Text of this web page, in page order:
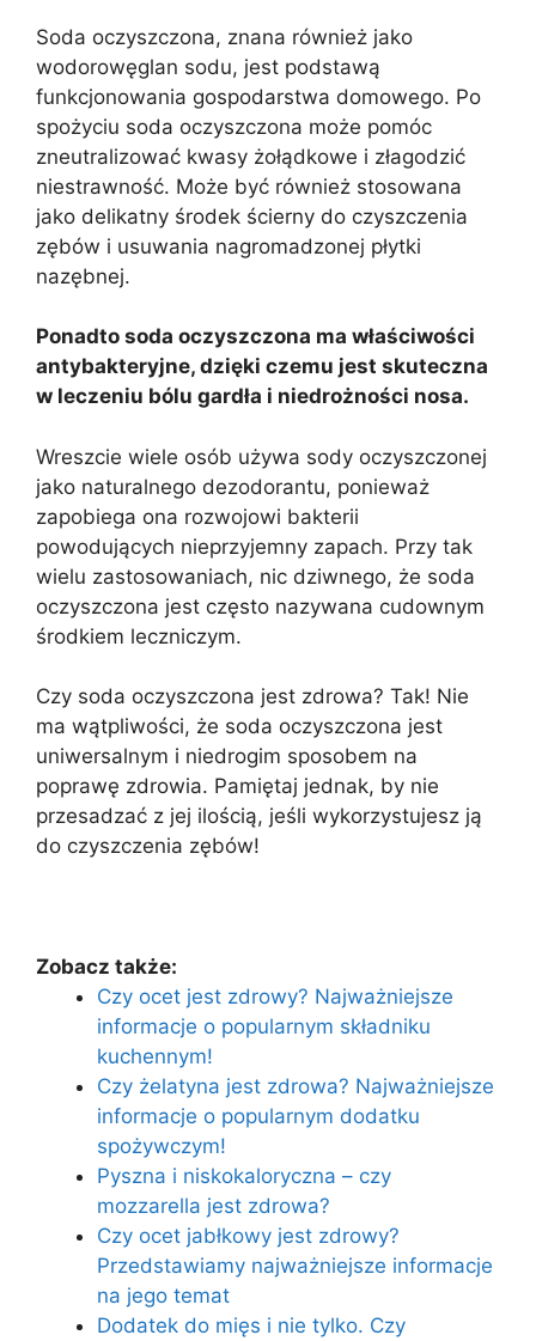
Soda oczyszczona, znana również jako
wodorowęglan sodu, jest podstawą
funkcjonowania gospodarstwa domowego. Po
spożyciu soda oczyszczona może pomóc
zneutralizować kwasy żołądkowe i złagodzić
niestrawność. Może być również stosowana
jako delikatny środek ścierny do czyszczenia
zębów i usuwania nagromadzonej płytki
nazębnej.
Ponadto soda oczyszczona ma właściwości
antybakteryjne, dzięki czemu jest skuteczna
w leczeniu bólu gardła i niedrożności nosa.
Wreszcie wiele osób używa sody oczyszczonej
jako naturalnego dezodorantu, ponieważ
zapobiega ona rozwojowi bakterii
powodujących nieprzyjemny zapach. Przy tak
wielu zastosowaniach, nic dziwnego, że soda
oczyszczona jest często nazywana cudownym
środkiem leczniczym.
Czy soda oczyszczona jest zdrowa? Tak! Nie
ma wątpliwości, że soda oczyszczona jest
uniwersalnym i niedrogim sposobem na
poprawę zdrowia. Pamiętaj jednak, by nie
przesadzać z jej ilością, jeśli wykorzystujesz ją
do czyszczenia zębów!
Zobacz także:
Czy ocet jest zdrowy? Najważniejsze
informacje o popularnym składniku
kuchennym!
Czy żelatyna jest zdrowa? Najważniejsze
informacje o popularnym dodatku
spożywczym!
Pyszna i niskokaloryczna – czy
mozzarella jest zdrowa?
Czy ocet jabłkowy jest zdrowy?
Przedstawiamy najważniejsze informacje
na jego temat
Dodatek do mięs i nie tylko. Czy